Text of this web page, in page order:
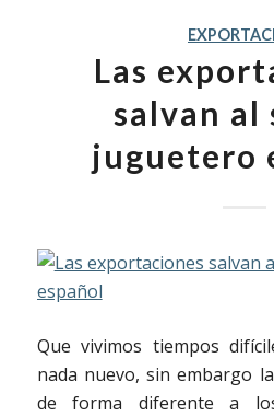
Las
salvan al
juguetero
Que vivimos tiempos
nada nuevo, sin embargo
de forma diferente a